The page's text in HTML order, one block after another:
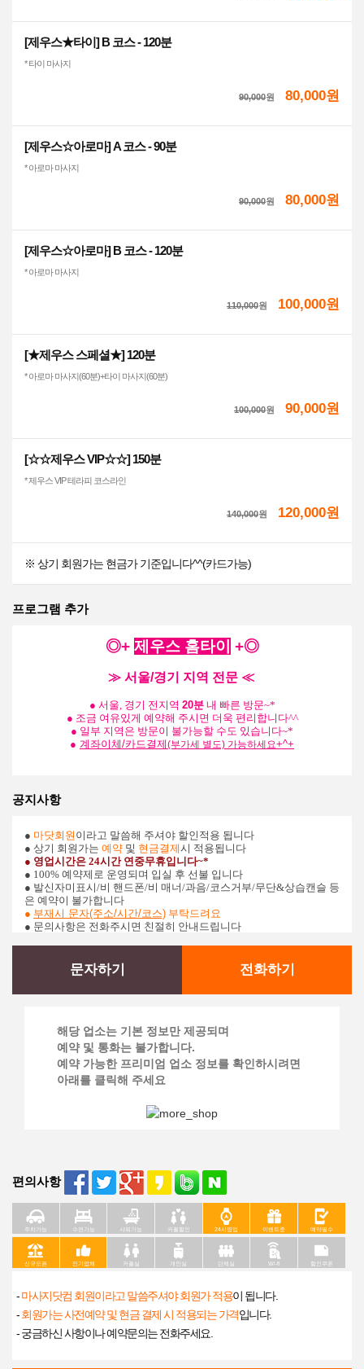
[제우스★타이] B 코스 - 120분
* 타이 마사지
90,000원 80,000원
[제우스☆아로마] A 코스 - 90분
* 아로마 마사지
90,000원 80,000원
[제우스☆아로마] B 코스 - 120분
* 아로마 마사지
110,000원 100,000원
[★제우스 스페셜★] 120분
* 아로마 마사지(60분)+타이 마사지(60분)
100,000원 90,000원
[☆☆제우스 VIP☆☆] 150분
* 제우스 VIP 테라피 코스라인
140,000원 120,000원
※ 상기 회원가는 현금가 기준입니다^^(카드가능)
프로그램 추가
◎+ 제우스 홈타이 +◎
≫ 서울/경기 지역 전문 ≪
● 서울, 경기 전지역 20분내 빠른 방문~*
● 조금 여유있게 예약해 주시면 더욱 편리합니다^^
● 일부 지역은 방문이 불가능할 수도 있습니다~*
● 계좌이체/카드결제(부가세 별도) 가능하세요+^+
공지사항
● 마닷회원 이라고 말씀해 주셔야 할인적용 됩니다
● 상기 회원가는 예약 및 현금결제시 적용됩니다
● 영업시간은 24시간 연중무휴입니다~*
● 100% 예약제로 운영되며 입실 후 선불 입니다
● 발신자미표시/비 핸드폰/비 매너/과음/코스거부/무단&상습캔슬 등
은 예약이 불가합니다
● 부재시 문자(주소/시간/코스) 부탁드려요
● 문의사항은 전화주시면 친절히 안내드립니다
문자하기 전화하기
해당 업소는 기본 정보만 제공되며
예약 및 통화는 불가합니다.
예약 가능한 프리미엄 업소 정보를 확인하시려면
아래를 클릭해 주세요
편의사항
주차가능 수면가능 샤워가능 커플할인 24시영업 이벤트중 예약필수
신규오픈 인기업체 커플실 개인실 단체실 Wi-fi 할인쿠폰
-마사지닷컴 회원이라고 말씀주셔야 회원가 적용이 됩니다.
-회원가는 사전예약 및 현금 결제 시 적용되는 가격입니다.
- 궁금하신 사항이나 예약문의는 전화주세요.